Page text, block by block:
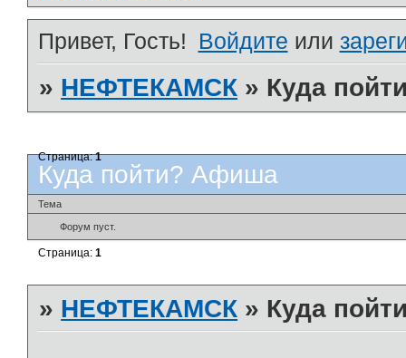
Привет, Гость! Войдите или
» НЕФТЕКАМСК » ­Куда
­Куда пойти? Афиша
Страница:1
Тема
Форум пуст.
Страница:1
» НЕФТЕКАМСК » ­Куда